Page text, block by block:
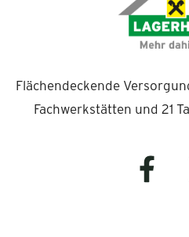
Flächendeckende
Fachwerkstätten und 21